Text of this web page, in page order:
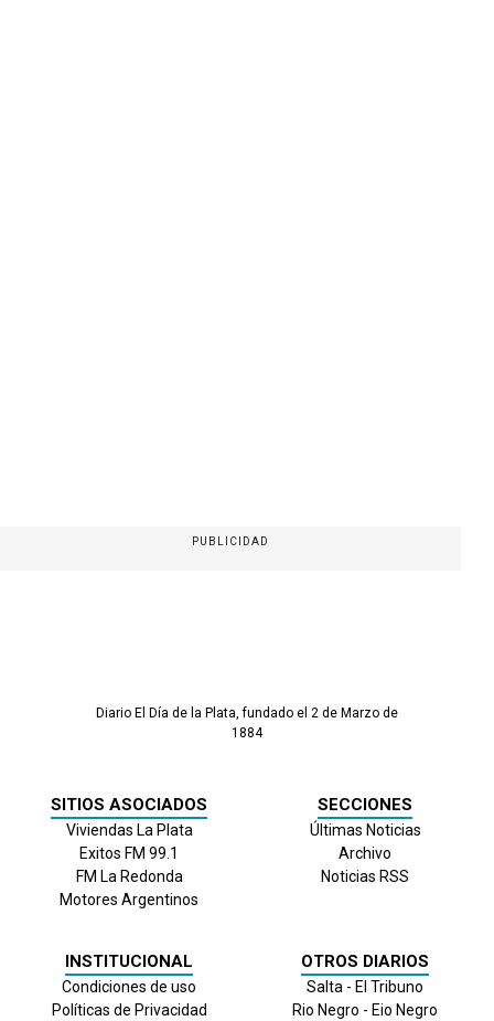
PUBLICIDAD
Diario El Día de la Plata, fundado el 2 de Marzo de
1884
SITIOS ASOCIADOS
Viviendas La Plata
Exitos FM 99.1
FM La Redonda
Motores Argentinos
SECCIONES
Últimas Noticias
Archivo
Noticias RSS
INSTITUCIONAL
Condiciones de uso
Políticas de Privacidad
OTROS DIARIOS
Salta - El Tribuno
Rio Negro - Eio Negro